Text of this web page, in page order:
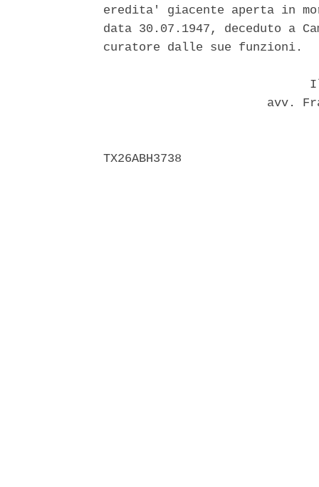
eredita' giacente aperta in
data 30.07.1947, deceduto a
curatore dalle sue funzioni.
avv.